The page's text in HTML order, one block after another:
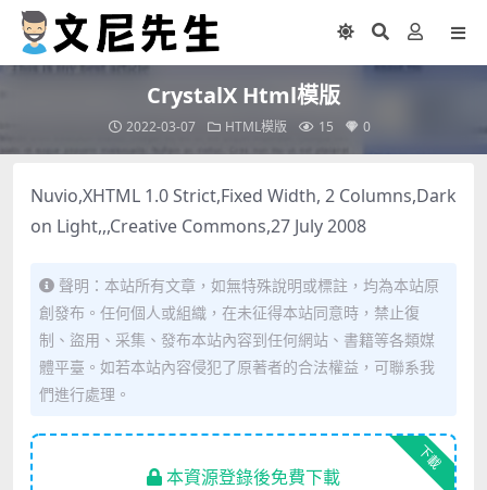
CrystalX Html模版
2022-03-07 HTML模版 15 0
Nuvio,XHTML 1.0 Strict,Fixed Width, 2 Columns,Dark
on Light,,,Creative Commons,27 July 2008
聲明：本站所有文章，如無特殊說明或標註，均為本站原
創發布。任何個人或組織，在未征得本站同意時，禁止復
制、盜用、采集、發布本站內容到任何網站、書籍等各類媒
體平臺。如若本站內容侵犯了原著者的合法權益，可聯系我
們進行處理。
下載
本資源登錄後免費下載